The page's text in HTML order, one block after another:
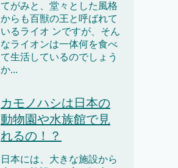
てがみと、堂々とした風格
からも百獣の王と呼ばれて
いるライオ ンですが、そん
なライオンは一体何を食べ
て生活しているのでしょう
か...
カモノハシは日本の
動物園や水族館で見
れるの！？
日本には、大きな施設から